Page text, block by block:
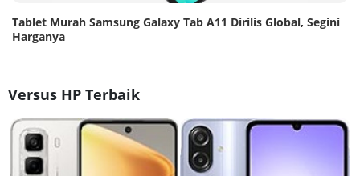
Tablet Murah Samsung Galaxy Tab A11 Dirilis Global, Segini
Harganya
Versus HP Terbaik